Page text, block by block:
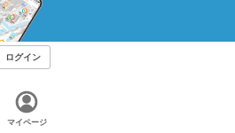
ログイン
マイページ